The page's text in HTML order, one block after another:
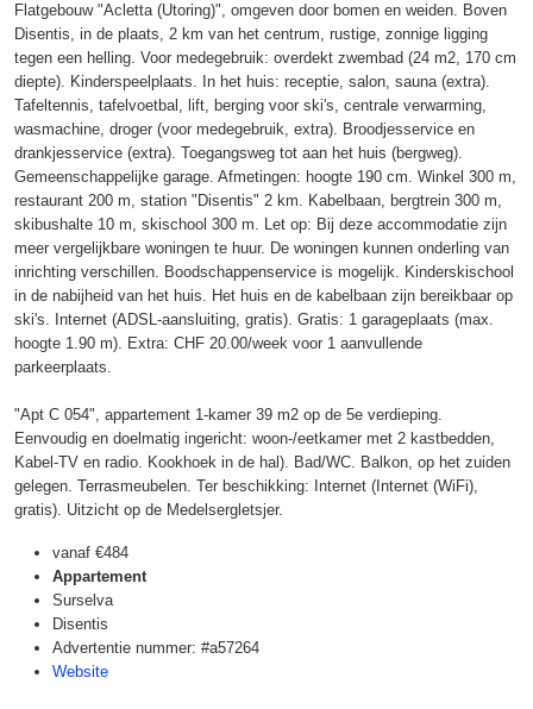
Flatgebouw "Acletta (Utoring)", omgeven door bomen en weiden. Boven
Disentis, in de plaats, 2 km van het centrum, rustige, zonnige ligging
tegen een helling. Voor medegebruik: overdekt zwembad (24 m2, 170 cm
diepte). Kinderspeelplaats. In het huis: receptie, salon, sauna (extra).
Tafeltennis, tafelvoetbal, lift, berging voor ski's, centrale verwarming,
wasmachine, droger (voor medegebruik, extra). Broodjesservice en
drankjesservice (extra). Toegangsweg tot aan het huis (bergweg).
Gemeenschappelijke garage. Afmetingen: hoogte 190 cm. Winkel 300 m,
restaurant 200 m, station "Disentis" 2 km. Kabelbaan, bergtrein 300 m,
skibushalte 10 m, skischool 300 m. Let op: Bij deze accommodatie zijn
meer vergelijkbare woningen te huur. De woningen kunnen onderling van
inrichting verschillen. Boodschappenservice is mogelijk. Kinderskischool
in de nabijheid van het huis. Het huis en de kabelbaan zijn bereikbaar op
ski's. Internet (ADSL-aansluiting, gratis). Gratis: 1 garageplaats (max.
hoogte 1.90 m). Extra: CHF 20.00/week voor 1 aanvullende
parkeerplaats.
"Apt C 054", appartement 1-kamer 39 m2 op de 5e verdieping.
Eenvoudig en doelmatig ingericht: woon-/eetkamer met 2 kastbedden,
Kabel-TV en radio. Kookhoek in de hal). Bad/WC. Balkon, op het zuiden
gelegen. Terrasmeubelen. Ter beschikking: Internet (Internet (WiFi),
gratis). Uitzicht op de Medelsergletsjer.
vanaf €484
Appartement
Surselva
Disentis
Advertentie nummer: #a57264
Website